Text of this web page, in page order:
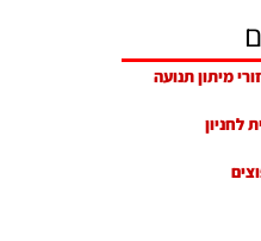
מיתון תנועה
לחניון